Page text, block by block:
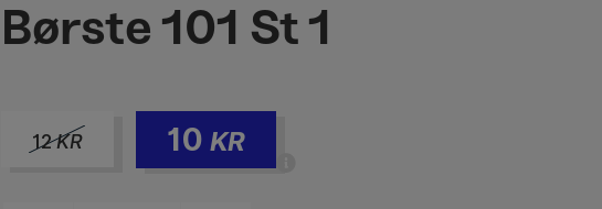
Børste 101 St 1
12KR 10 KR